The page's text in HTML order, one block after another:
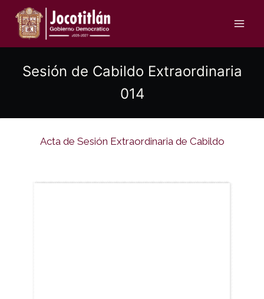
Saltar
Sesión de Cabildo Extraordinaria
014
Acta de Sesión Extraordinaria de Cabildo